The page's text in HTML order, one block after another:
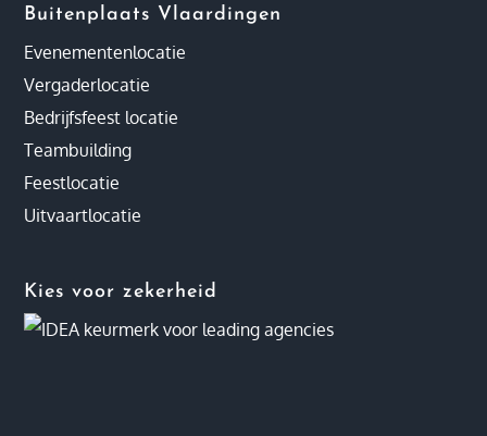
Buitenplaats Vlaardingen
Evenementenlocatie
Vergaderlocatie
Bedrijfsfeest locatie
Teambuilding
Feestlocatie
Uitvaartlocatie
Kies voor zekerheid